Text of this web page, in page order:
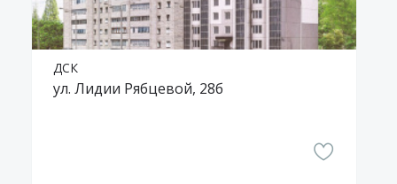
ДСК
ул. Лидии Рябцевой, 28б